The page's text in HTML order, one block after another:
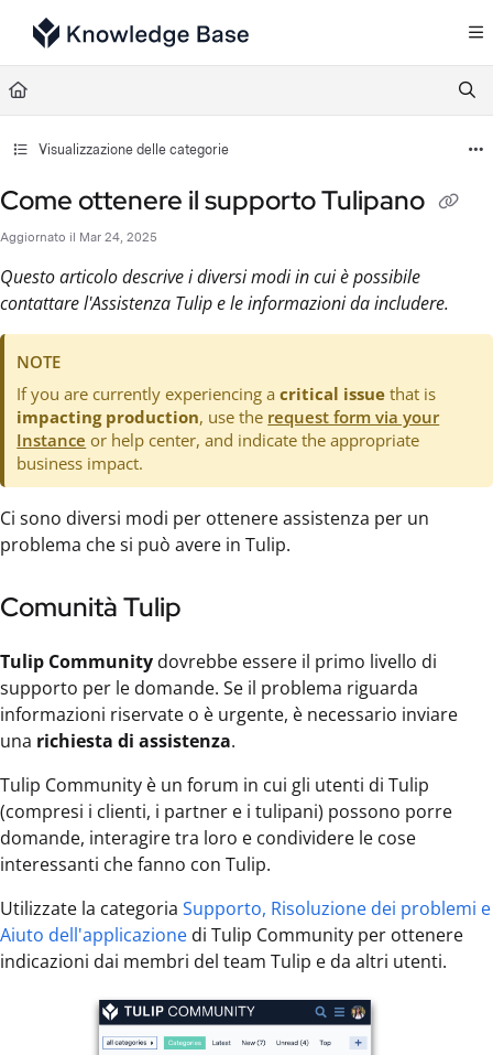
Documentation Index
Fetch the complete documentation index at:
Use this file to discover all available pages before exploring further.
Visualizzazione delle categorie
Come ottenere il supporto Tulipano
Aggiornato il Mar 24, 2025
Questo articolo descrive i diversi modi in cui è possibile
contattare l'Assistenza Tulip e le informazioni da includere.
NOTE
If you are currently experiencing acritical issue that is
impacting production, use the request form via your
Instance or help center, and indicate the appropriate
business impact.
Ci sono diversi modi per ottenere assistenza per un
problema che si può avere in Tulip.
Comunità Tulip
Tulip Community dovrebbe essere il primo livello di
supporto per le domande. Se il problema riguarda
informazioni riservate o è urgente, è necessario inviare
una richiesta di assistenza.
Tulip Community è un forum in cui gli utenti di Tulip
(compresi i clienti, i partner e i tulipani) possono porre
domande, interagire tra loro e condividere le cose
interessanti che fanno con Tulip.
Utilizzate la categoria Supporto, Risoluzione dei problemi e
Aiuto dell'applicazione di Tulip Community per ottenere
indicazioni dai membri del team Tulip e da altri utenti.